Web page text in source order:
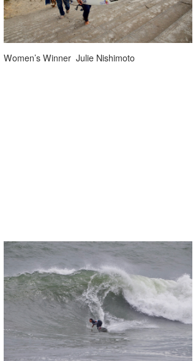
Women’s Winner Julie Nishimoto